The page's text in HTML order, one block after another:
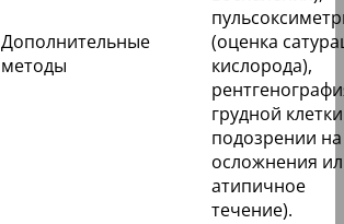
Дополнительные
методы
(оценка
кислорода),
грудной
подозрении на
осложнения
атипичное
течение).